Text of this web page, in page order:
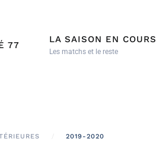
77
LA SAISON EN COURS
Les matchs et le reste
2019-2020